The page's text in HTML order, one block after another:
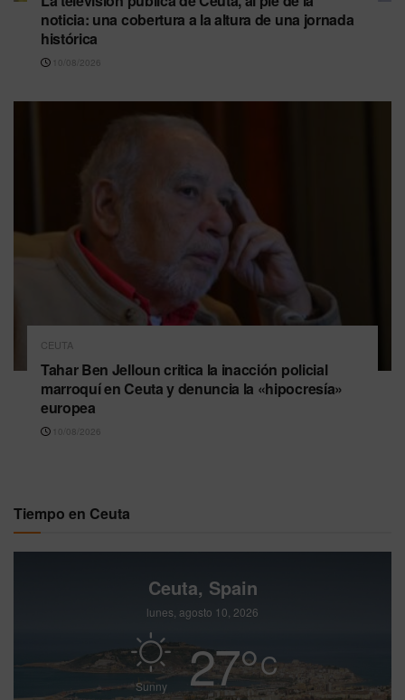
noticia: una cobertura a la altura de una jornada
histórica
10/08/2026
CEUTA
Tahar Ben Jelloun critica la inacción policial
marroquí en Ceuta y denuncia la «hipocresía»
europea
10/08/2026
Tiempo en Ceuta
Ceuta, Spain
lunes, agosto 10, 2026
Sunny 27°C